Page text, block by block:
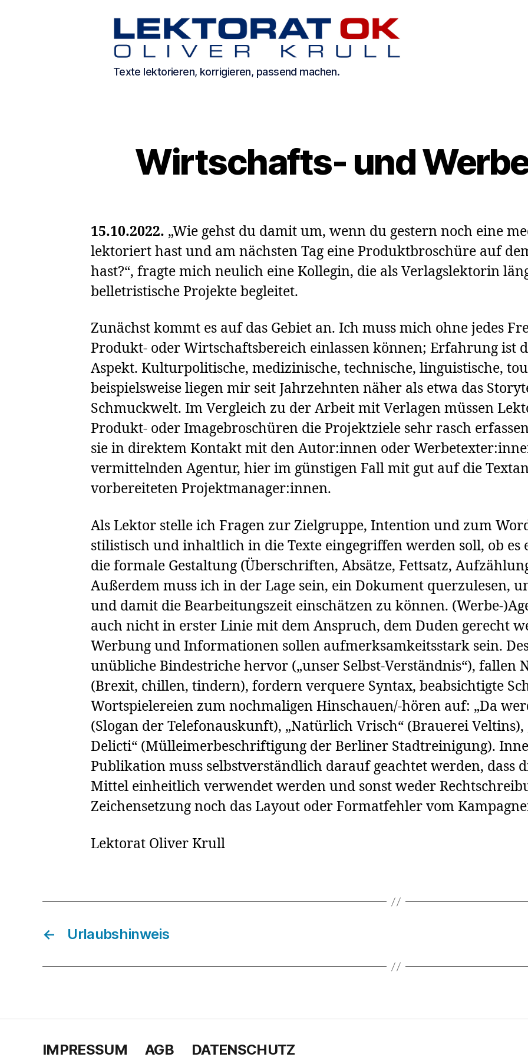
Texte
lektorieren,
Texte lektorieren, korrigieren, passend machen.
Wirtschafts- und
15.10.2022. „Wie gehst du damit um, wenn du gestern noch eine
lektoriert hast und am nächsten Tag eine Produktbroschüre auf
hast?“, fragte mich neulich eine Kollegin, die als Verlagslektorin
belletristische Projekte begleitet.
Zunächst kommt es auf das Gebiet an. Ich muss mich ohne jedes
Produkt- oder Wirtschaftsbereich einlassen können; Erfahrung ist
Aspekt. Kulturpolitische, medizinische, technische, linguistische,
beispielsweise liegen mir seit Jahrzehnten näher als etwa das
Schmuckwelt. Im Vergleich zu der Arbeit mit Verlagen müssen
Produkt- oder Imagebroschüren die Projektziele sehr rasch
sie in direktem Kontakt mit den Autor:innen oder
vermittelnden Agentur, hier im günstigen Fall mit gut auf die
vorbereiteten Projektmanager:innen.
Als Lektor stelle ich Fragen zur Zielgruppe, Intention und zum
stilistisch und inhaltlich in die Texte eingegriffen werden soll, ob es
die formale Gestaltung (Überschriften, Absätze, Fettsatz,
Außerdem muss ich in der Lage sein, ein Dokument querzulesen,
und damit die Bearbeitungszeit einschätzen zu können. (Werbe-
auch nicht in erster Linie mit dem Anspruch, dem Duden gerecht
Werbung und Informationen sollen aufmerksamkeitsstark sein.
unübliche Bindestriche hervor („unser Selbst-Verständnis“), fallen
(Brexit, chillen, tindern), fordern verquere Syntax, beabsichtigte
Wortspielereien zum nochmaligen Hinschauen/-hören auf: „Da
(Slogan der Telefonauskunft), „Natürlich Vrisch“ (Brauerei
Delicti“ (Mülleimerbeschriftigung der Berliner Stadtreinigung).
Publikation muss selbstverständlich darauf geachtet werden, dass
Mittel einheitlich verwendet werden und sonst weder
Zeichensetzung noch das Layout oder Formatfehler vom
Lektorat Oliver Krull
← Urlaubshinweis
IMPRESSUM AGB DATENSCHUTZ